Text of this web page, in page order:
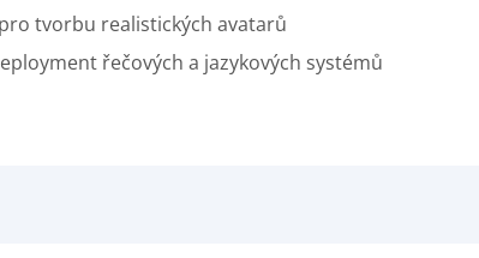
tvorbu realistických avatarů
řečových a jazykových systémů